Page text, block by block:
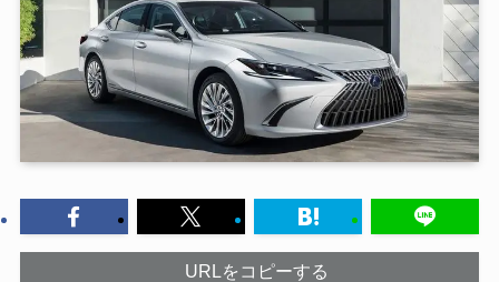
URLをコピーする